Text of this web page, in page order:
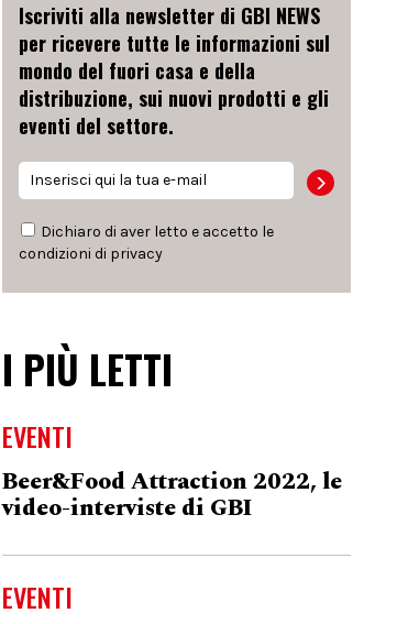
Iscriviti alla newsletter di GBI NEWS
per ricevere tutte le informazioni sul
mondo del fuori casa e della
distribuzione, sui nuovi prodotti e gli
eventi del settore.
Dichiaro di aver letto e accetto le
condizioni di privacy
I PIÙ LETTI
EVENTI
Beer&Food Attraction 2022, le
video-interviste di GBI
EVENTI